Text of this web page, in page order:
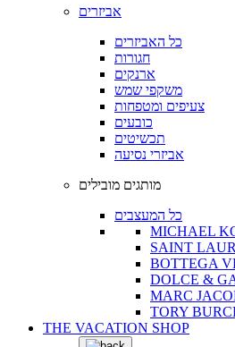
אביזרים
כל האביזרים
חגורות
ארנקים
משקפי שמש
צעיפים ומטפחות
כובעים
תכשיטים
אביזרי נסיעה
מותגים מובילים
כל המעצבים
MICHAEL
SAINT
BOTTEGA
DOLCE &
MARC
TORY
THE VACATION SHOP